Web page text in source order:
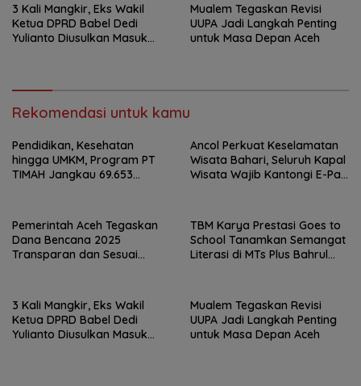
3 Kali Mangkir, Eks Wakil
Ketua DPRD Babel Dedi
Yulianto Diusulkan Masuk
Mualem Tegaskan Revisi
UUPA Jadi Langkah Penting
untuk Masa Depan Aceh
Rekomendasi untuk kamu
Pendidikan, Kesehatan
hingga UMKM, Program PT
TIMAH Jangkau 69.653
Ancol Perkuat Keselamatan
Wisata Bahari, Seluruh Kapal
Wisata Wajib Kantongi E-Pas
Pemerintah Aceh Tegaskan
Dana Bencana 2025
Transparan dan Sesuai
TBM Karya Prestasi Goes to
School Tanamkan Semangat
Literasi di MTs Plus Bahrul
3 Kali Mangkir, Eks Wakil
Ketua DPRD Babel Dedi
Yulianto Diusulkan Masuk
Mualem Tegaskan Revisi
UUPA Jadi Langkah Penting
untuk Masa Depan Aceh